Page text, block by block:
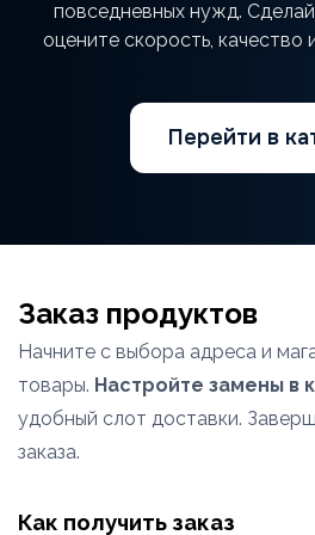
повседневных нужд.
оцените скорость, качество
Перейти в
Заказ продуктов
Начните с выбора адреса и
товары. Настройте замены в
удобный слот доставки.
заказа.
Как получить заказ